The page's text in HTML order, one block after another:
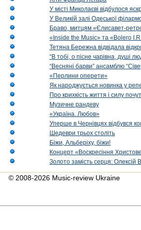
У місті Миколаєві відбулося
У Великій залі Одеської
Браво, митцям «Єлисавет-
«Inside the Music» та «Bolero
Тетяна Бережна відвідала
“В тобі, о пісне чарівна, душі
“Весняні барви” ансамблю
«Перлини оперети»
Як народжується новинка у
Про крихкість життя і силу
Музичне рандеву
«Україна. Любов»
Уперше в Чернівцях відбувся
Шедеври трьох століть
Біжи, Альберіху, біжи!
Концерт «Воскресіння
Золото замість серця: Олексій
© 2008-2026 Music-review Ukraine